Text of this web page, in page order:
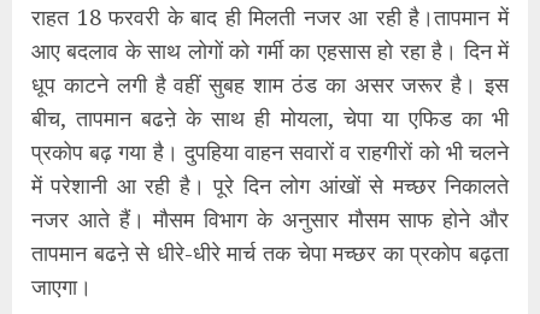
राहत 18 फरवरी के बाद ही मिलती नजर आ रही है।तापमान में
आए बदलाव के साथ लोगों को गर्मी का एहसास हो रहा है। दिन में
धूप काटने लगी है वहीं सुबह शाम ठंड का असर जरूर है। इस
बीच, तापमान बढऩे के साथ ही मोयला, चेपा या एफिड का भी
प्रकोप बढ़ गया है। दुपहिया वाहन सवारों व राहगीरों को भी चलने
में परेशानी आ रही है। पूरे दिन लोग आंखों से मच्छर निकालते
नजर आते हैं। मौसम विभाग के अनुसार मौसम साफ होने और
तापमान बढऩे से धीरे-धीरे मार्च तक चेपा मच्छर का प्रकोप बढ़ता
जाएगा।